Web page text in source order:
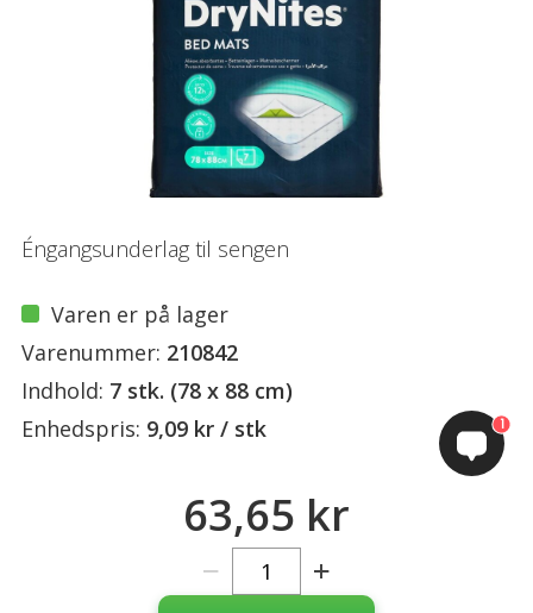
Éngangsunderlag til sengen
Varen er på lager
Varenummer: 210842
Indhold: 7 stk. (78 x 88 cm)
Enhedspris: 9,09 kr / stk
63,65 kr
1